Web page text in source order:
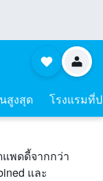
สูงสุด โรงแรมที่
แพดดี้จากกว่า
และ